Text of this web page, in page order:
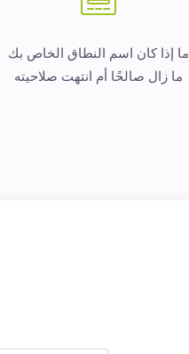
ما إذا كان اسم النطاق الخاص بك
ما زال صالحًا أم انتهت صلاحيته